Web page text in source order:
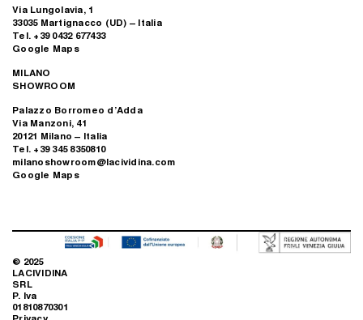
Via Lungolavia, 1
33035 Martignacco (UD) – Italia
Tel. +39 0432 677433
Google Maps
MILANO
SHOWROOM
Palazzo Borromeo d’Adda
Via Manzoni, 41
20121 Milano – Italia
Tel. +39 345 8350810
milanoshowroom@lacividina.com
Google Maps
© 2025
LACIVIDINA
SRL
P. Iva
01810870301